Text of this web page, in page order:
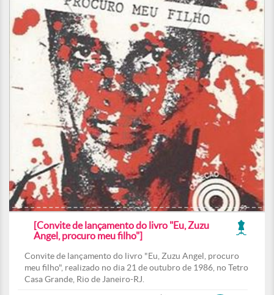
[Convite de lançamento do livro "Eu, Zuzu
Angel, procuro meu filho"]
Convite de lançamento do livro "Eu, Zuzu Angel, procuro
meu filho", realizado no dia 21 de outubro de 1986, no Tetro
Casa Grande, Rio de Janeiro-RJ.